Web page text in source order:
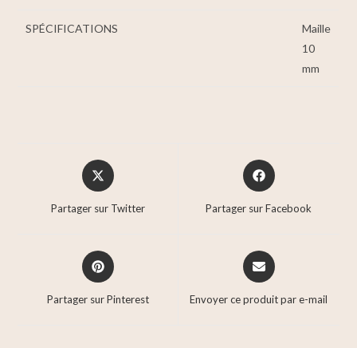
SPÉCIFICATIONS
Maille
10
mm
Partager sur Twitter Partager sur Facebook
Partager sur Pinterest Envoyer ce produit par e-mail